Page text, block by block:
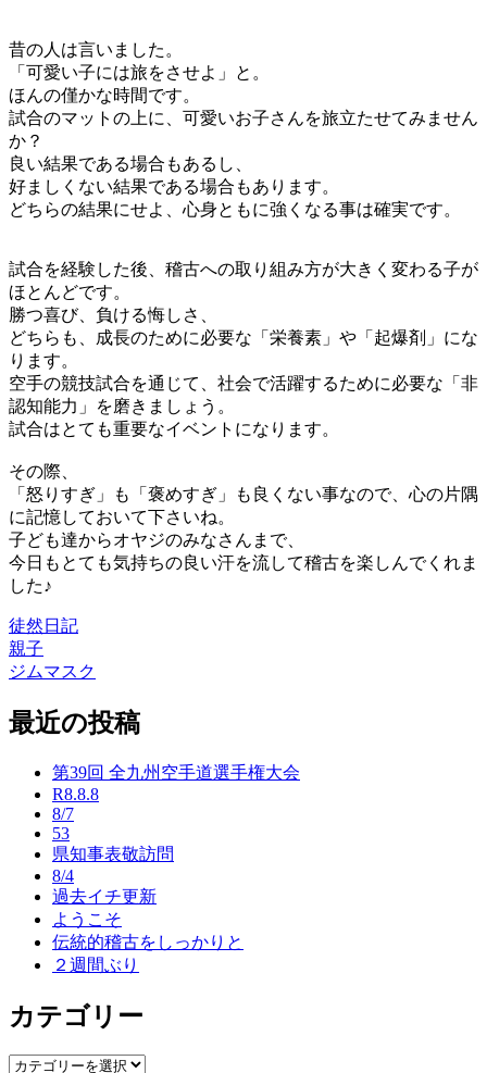
昔の人は言いました。
「可愛い子には旅をさせよ」と。
ほんの僅かな時間です。
試合のマットの上に、可愛いお子さんを旅立たせてみません
か？
良い結果である場合もあるし、
好ましくない結果である場合もあります。
どちらの結果にせよ、心身ともに強くなる事は確実です。
試合を経験した後、稽古への取り組み方が大きく変わる子が
ほとんどです。
勝つ喜び、負ける悔しさ、
どちらも、成長のために必要な「栄養素」や「起爆剤」にな
ります。
空手の競技試合を通じて、社会で活躍するために必要な「非
認知能力」を磨きましょう。
試合はとても重要なイベントになります。
その際、
「怒りすぎ」も「褒めすぎ」も良くない事なので、心の片隅
に記憶しておいて下さいね。
子ども達からオヤジのみなさんまで、
今日もとても気持ちの良い汗を流して稽古を楽しんでくれま
した♪
徒然日記
投
稿
ナ
親子
ジムマスク
最近の投稿
第39回 全九州空手道選手権大会
R8.8.8
8/7
53
県知事表敬訪問
8/4
過去イチ更新
ようこそ
伝統的稽古をしっかりと
２週間ぶり
カテゴリー
カ